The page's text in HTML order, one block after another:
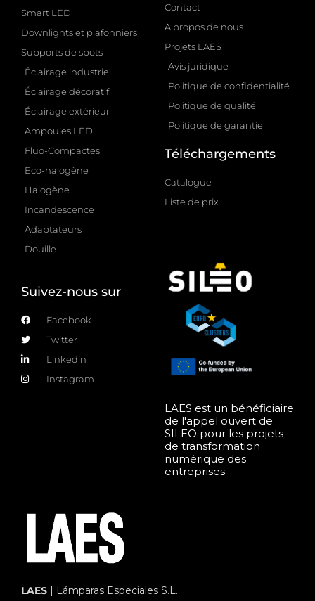
Smart LED
Downlights et plafonniers
Supports de spots
Éclairage industriel
Éclairage décoratif
Éclairage extérieur
Ampoules LED
Fluo-Compactes
Eco-halogène
Halogène
Incandescence
Adaptateurs
Douille
Contact
A propos de nous
Projets LAES
Avis juridique
Politique de confidentialité
Politique de qualité
Politique de garantie
Téléchargements
Catalogue
Liste de prix
Suivez-nous sur
Facebook
Twitter
Linkedin
Instagram
LAES est un bénéficiaire
de l'appel ouvert de
SILEO pour les projets
de transformation
numérique des
entreprises.
LAES | Lámparas Especiales S.L.